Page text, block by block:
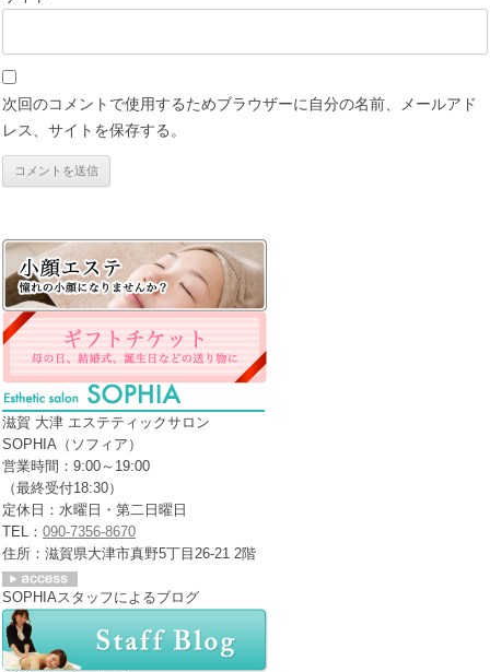
次回のコメントで使用するためブラウザーに自分の名前、メールアド
レス、サイトを保存する。
滋賀 大津 エステティックサロン
SOPHIA（ソフィア）
営業時間：9:00～19:00
（最終受付18:30）
定休日：水曜日・第二日曜日
TEL： 090-7356-8670
住所：滋賀県大津市真野5丁目26-21 2階
SOPHIAスタッフによるブログ